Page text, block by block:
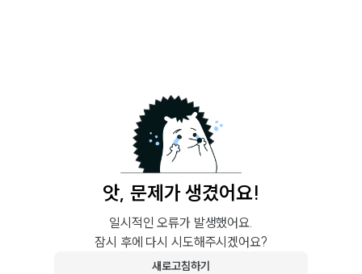
앗, 문제가 생겼어요!
일시적인 오류가 발생했어요.
잠시 후에 다시 시도해주시겠어요?
새로고침하기